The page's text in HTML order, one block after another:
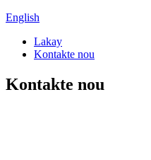
English
Lakay
Kontakte nou
Kontakte nou